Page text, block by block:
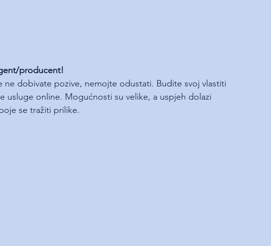
producent!
ne dobivate pozive, nemojte odustati. Budite svoj vlastiti
usluge online. Mogućnosti su velike, a uspjeh dolazi
se tražiti prilike.